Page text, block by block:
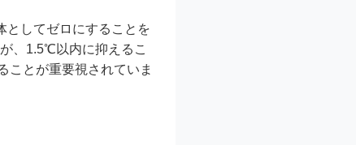
としてゼロにすることを
、1.5℃以内に抑えるこ
ことが重要視されていま